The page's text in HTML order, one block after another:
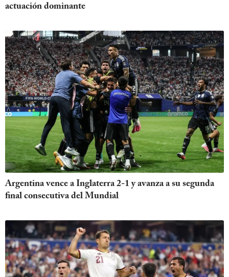
actuación dominante
Argentina vence a Inglaterra 2-1 y avanza a su segunda
final consecutiva del Mundial